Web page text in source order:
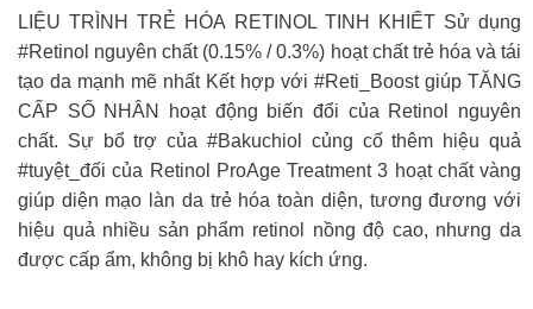
LIỆU TRÌNH TRẺ HÓA RETINOL TINH KHIẾT Sử dụng
#Retinol nguyên chất (0.15% / 0.3%) hoạt chất trẻ hóa và tái
tạo da mạnh mẽ nhất Kết hợp với #Reti_Boost giúp TĂNG
CẤP SỐ NHÂN hoạt động biến đổi của Retinol nguyên
chất. Sự bổ trợ của #Bakuchiol củng cố thêm hiệu quả
#tuyệt_đối của Retinol ProAge Treatment 3 hoạt chất vàng
giúp diện mạo làn da trẻ hóa toàn diện, tương đương với
hiệu quả nhiều sản phẩm retinol nồng độ cao, nhưng da
được cấp ẩm, không bị khô hay kích ứng.